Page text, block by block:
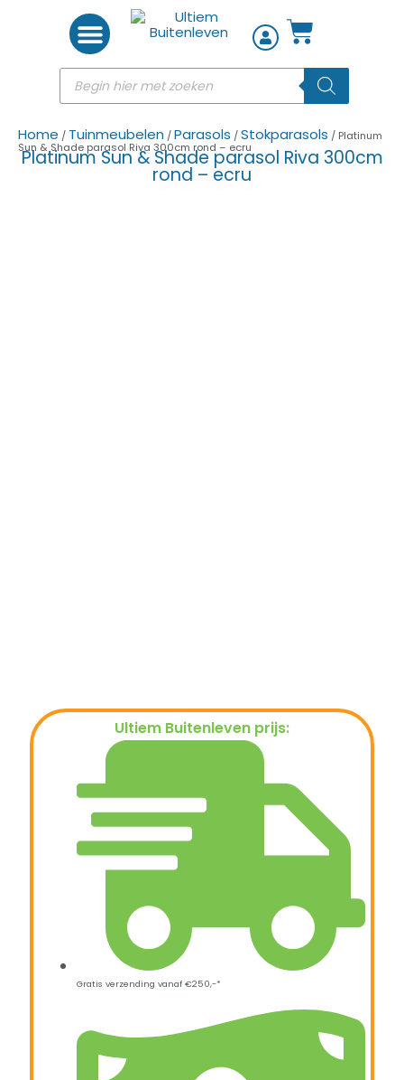
Home / Tuinmeubelen /Parasols /Stokparasols / Platinum
Sun & Shade parasol Riva 300cm rond – ecru
Platinum Sun & Shade parasol Riva 300cm
rond – ecru
Ultiem Buitenleven prijs:
Gratis verzending vanaf €250,-*